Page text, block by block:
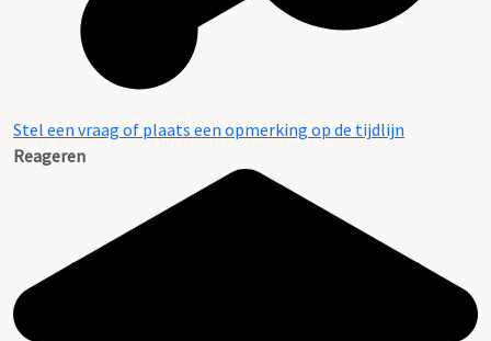
Stel een vraag of plaats een opmerking op de tijdlijn
Reageren